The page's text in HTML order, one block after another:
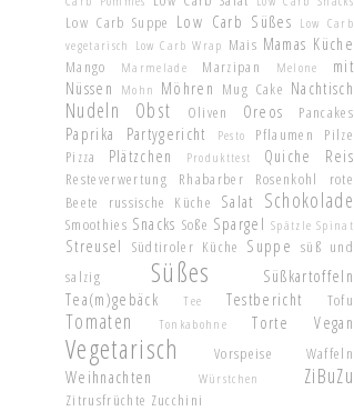
Low Carb Suppe Low Carb Süßes Low Carb
vegetarisch Low Carb Wrap Mais Mamas Küche
Mango Marmelade Marzipan Melone
mit
Nüssen
Mohn Möhren Mug Cake Nachtisch
Nudeln Obst Oliven Oreos Pancakes
Paprika Partygericht Pesto Pflaumen
Pilze
Pizza
Plätzchen Produkttest Quiche Reis
Resteverwertung Rhabarber Rosenkohl
rote
Beete
russische Küche Salat Schokolade
Smoothies Snacks Soße Spargel Spätzle Spinat
Streusel Südtiroler Küche Suppe süß und
salzig
Süßes
Süßkartoffeln
Tea(m)gebäck
Tee Testbericht Tofu
Tomaten Tonkabohne Torte Vegan
Vegetarisch Vorspeise Waffeln
Weihnachten Würstchen ZiBuZu
Zitrusfrüchte Zucchini